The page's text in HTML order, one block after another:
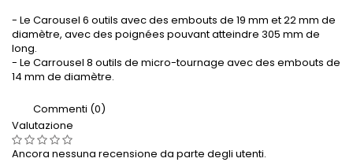
- Le Carousel 6 outils avec des embouts de 19 mm et 22 mm de
diamètre, avec des poignées pouvant atteindre 305 mm de
long.
- Le Carrousel 8 outils de micro-tournage avec des embouts de
14 mm de diamètre.
Commenti (0)
Valutazione
Ancora nessuna recensione da parte degli utenti.